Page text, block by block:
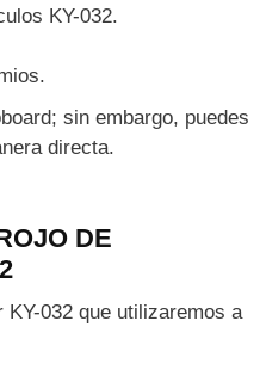
KY-032.
sin embargo, puedes
directa.
DE
032 que utilizaremos a